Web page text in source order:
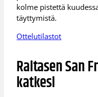
kolme pistettä
täyttymistä.
Ottelutilastot
Raitasen San
katkesi